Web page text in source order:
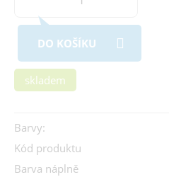
DO KOŠÍKU
skladem
Barvy:
Kód produktu
Barva náplně